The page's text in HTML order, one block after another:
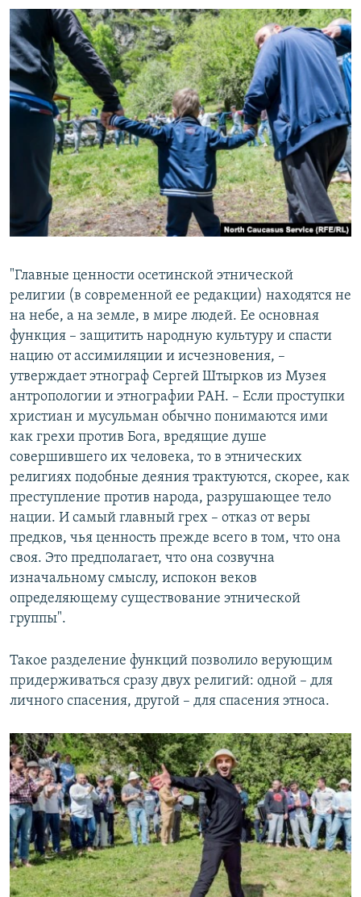
"Главные ценности осетинской этнической
религии (в современной ее редакции) находятся не
на небе, а на земле, в мире людей. Ее основная
функция – защитить народную культуру и спасти
нацию от ассимиляции и исчезновения, –
утверждает этнограф Сергей Штырков из Музея
антропологии и этнографии РАН. – Если проступки
христиан и мусульман обычно понимаются ими
как грехи против Бога, вредящие душе
совершившего их человека, то в этнических
религиях подобные деяния трактуются, скорее, как
преступление против народа, разрушающее тело
нации. И самый главный грех – отказ от веры
предков, чья ценность прежде всего в том, что она
своя. Это предполагает, что она созвучна
изначальному смыслу, испокон веков
определяющему существование этнической
группы".
Такое разделение функций позволило верующим
придерживаться сразу двух религий: одной – для
личного спасения, другой – для спасения этноса.